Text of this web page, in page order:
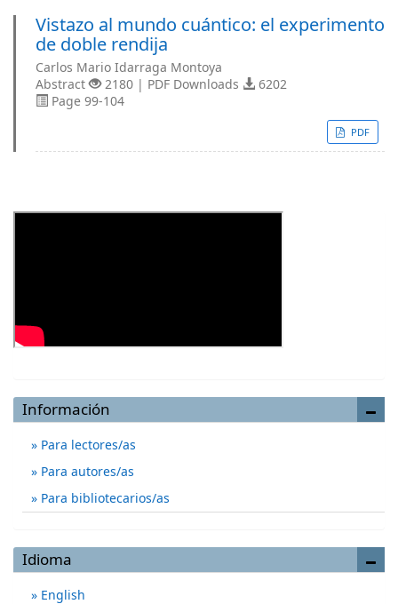
Vistazo al mundo cuántico: el experimento
de doble rendija
Carlos Mario Idarraga Montoya
Abstract
2180 | PDF Downloads
6202
Page 99-104
PDF
Información
Para lectores/as
Para autores/as
Para bibliotecarios/as
Idioma
English